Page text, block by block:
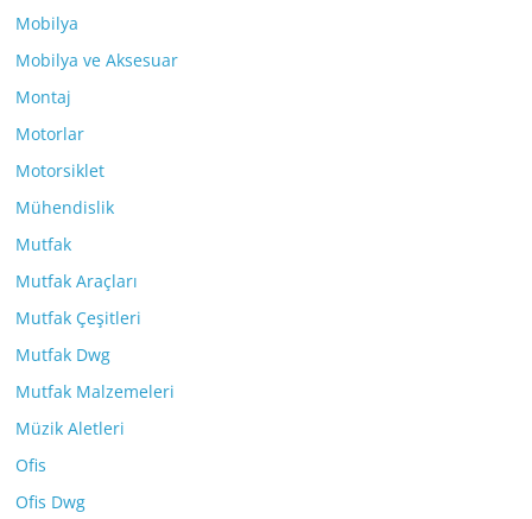
Mobilya
Mobilya ve Aksesuar
Montaj
Motorlar
Motorsiklet
Mühendislik
Mutfak
Mutfak Araçları
Mutfak Çeşitleri
Mutfak Dwg
Mutfak Malzemeleri
Müzik Aletleri
Ofis
Ofis Dwg